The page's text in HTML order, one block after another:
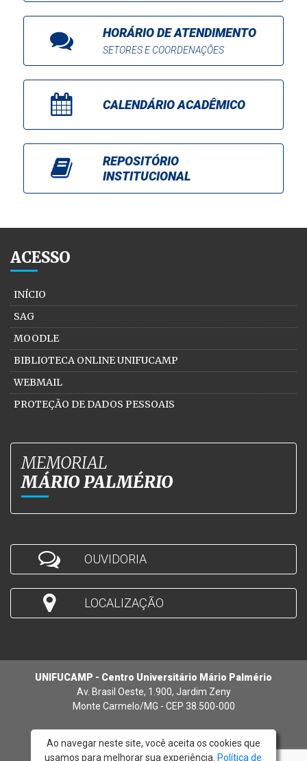
HORÁRIO DE ATENDIMENTO
SETORES E COORDENAÇÕES
CALENDÁRIO ACADÊMICO
REPOSITÓRIO
INSTITUCIONAL
ACESSO
INÍCIO
SAG
MOODLE
BIBLIOTECA ONLINE UNIFUCAMP
WEBMAIL
PROTEÇÃO DE DADOS PESSOAIS
MEMORIAL
MÁRIO PALMÉRIO
OUVIDORIA
LOCALIZAÇÃO
UNIFUCAMP - Centro Universitário Mário Palmério
Av. Brasil Oeste, 1.900, Jardim Zeny
Monte Carmelo/MG - CEP 38.500-000
Ao navegar neste site, você aceita os cookies que
usamos para melhorar sua experiência. Política de